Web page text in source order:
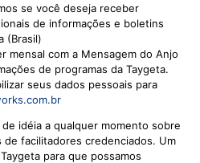
se você deseja receber
de informações e boletins
(Brasil)
mensal com a Mensagem do Anjo
de programas da Taygeta.
seus dados pessoais para
idéia a qualquer momento sobre
de facilitadores credenciados. Um
para que possamos